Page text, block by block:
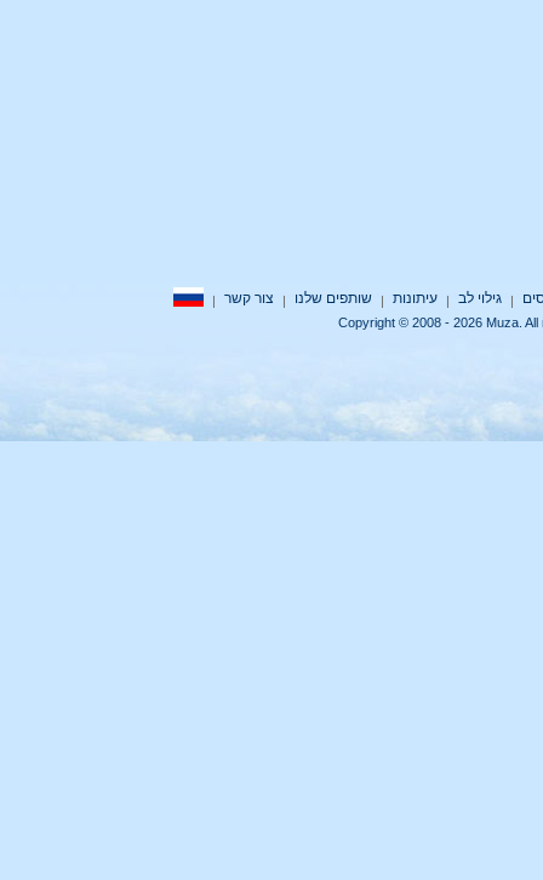
| גילוי לב עיתונות | שותפים שלנו | צור קשר
|
Copyright © 2008 - 2026